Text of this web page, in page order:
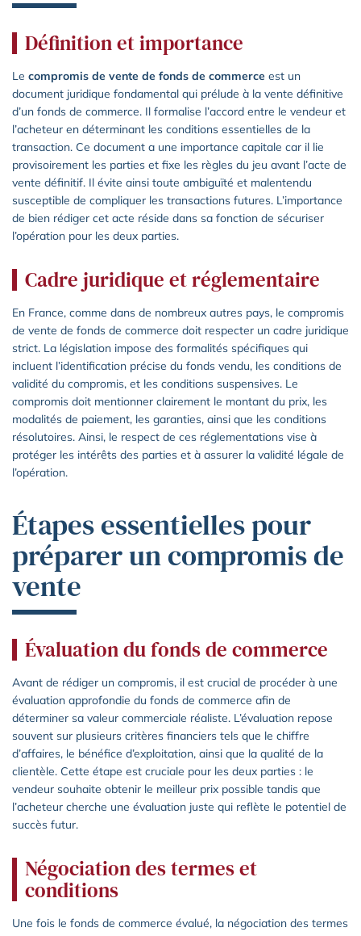
Définition et importance
Le compromis de vente de fonds de commerce est un
document juridique fondamental qui prélude à la vente définitive
d’un fonds de commerce. Il formalise l’accord entre le vendeur et
l’acheteur en déterminant les conditions essentielles de la
transaction. Ce document a une importance capitale car il lie
provisoirement les parties et fixe les règles du jeu avant l’acte de
vente définitif. Il évite ainsi toute ambiguïté et malentendu
susceptible de compliquer les transactions futures. L’importance
de bien rédiger cet acte réside dans sa fonction de sécuriser
l’opération pour les deux parties.
Cadre juridique et réglementaire
En France, comme dans de nombreux autres pays, le compromis
de vente de fonds de commerce doit respecter un cadre juridique
strict. La législation impose des formalités spécifiques qui
incluent l’identification précise du fonds vendu, les conditions de
validité du compromis, et les conditions suspensives. Le
compromis doit mentionner clairement le montant du prix, les
modalités de paiement, les garanties, ainsi que les conditions
résolutoires. Ainsi, le respect de ces réglementations vise à
protéger les intérêts des parties et à assurer la validité légale de
l’opération.
Étapes essentielles pour
préparer un compromis de
vente
Évaluation du fonds de commerce
Avant de rédiger un compromis, il est crucial de procéder à une
évaluation approfondie du fonds de commerce afin de
déterminer sa valeur commerciale réaliste. L’évaluation repose
souvent sur plusieurs critères financiers tels que le chiffre
d’affaires, le bénéfice d’exploitation, ainsi que la qualité de la
clientèle. Cette étape est cruciale pour les deux parties : le
vendeur souhaite obtenir le meilleur prix possible tandis que
l’acheteur cherche une évaluation juste qui reflète le potentiel de
succès futur.
Négociation des termes et
conditions
Une fois le fonds de commerce évalué, la négociation des termes